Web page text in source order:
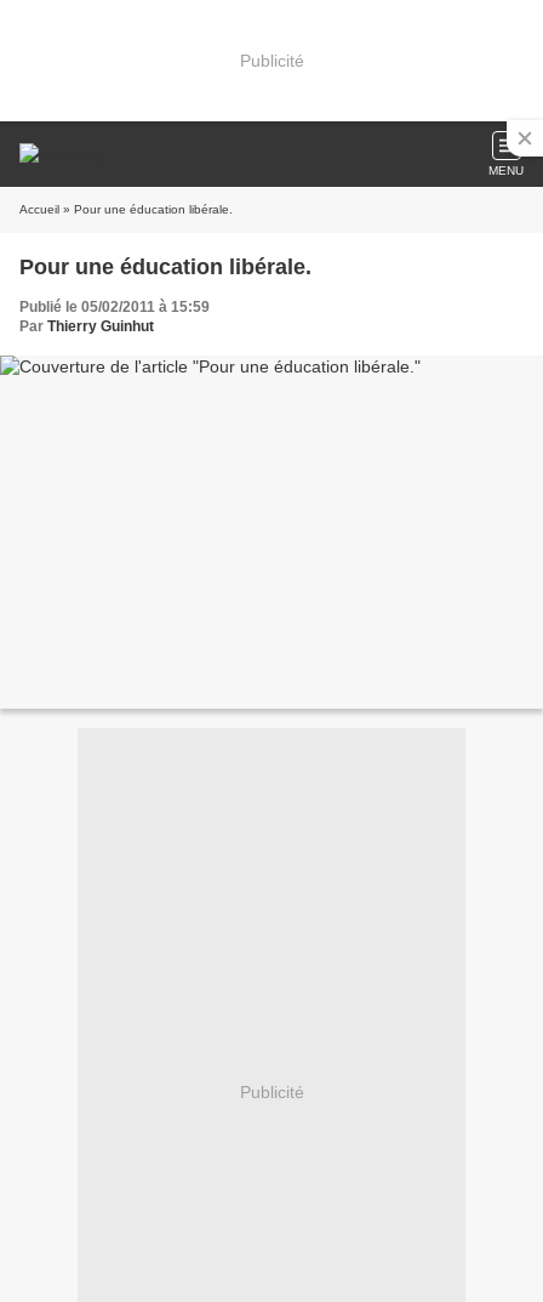
Publicité
MENU
Accueil » Pour une éducation libérale.
Pour une éducation libérale.
Publié le 05/02/2011 à 15:59
Par Thierry Guinhut
Publicité